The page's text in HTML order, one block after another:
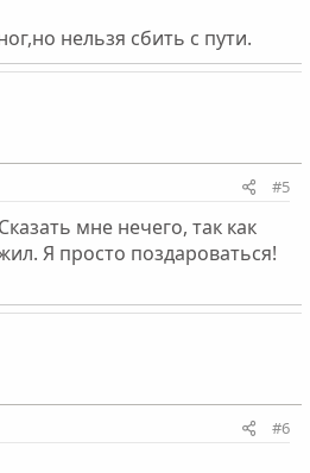
нельзя сбить с пути.
#5
мне нечего, так как
Я просто поздароваться!
#6